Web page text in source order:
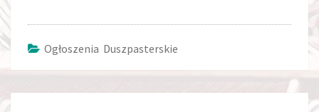
Ogłoszenia Duszpasterskie
Post